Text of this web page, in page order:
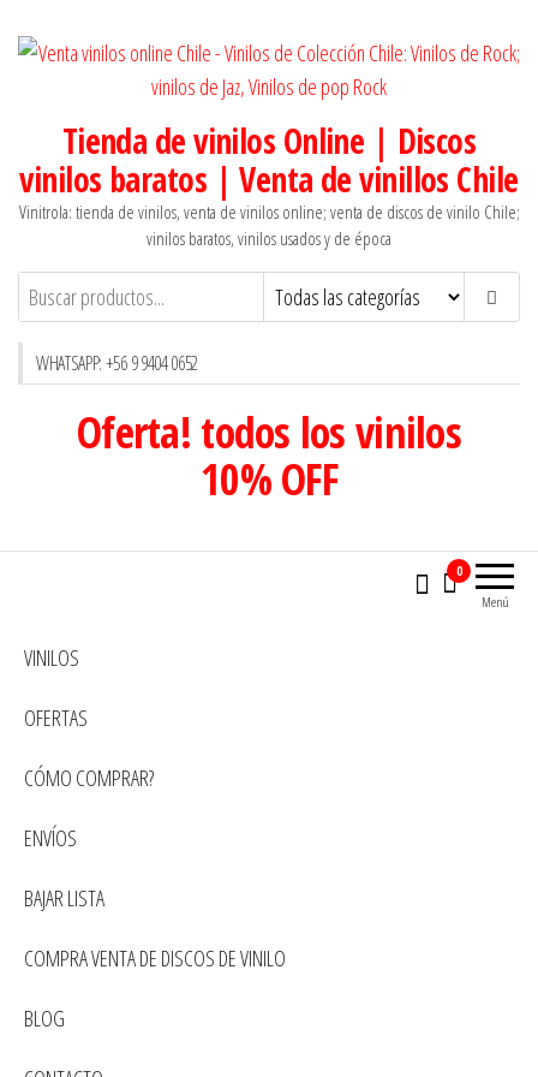
Tienda de vinilos Online | Discos
vinilos baratos | Venta de vinillos Chile
Vinitrola: tienda de vinilos, venta de vinilos online; venta de discos de vinilo Chile;
vinilos baratos, vinilos usados y de época
WHATSAPP: +56 9 9404 0652
Oferta! todos los vinilos
10% OFF
Menú
0
VINILOS
OFERTAS
CÓMO COMPRAR?
ENVÍOS
BAJAR LISTA
COMPRA VENTA DE DISCOS DE VINILO
BLOG